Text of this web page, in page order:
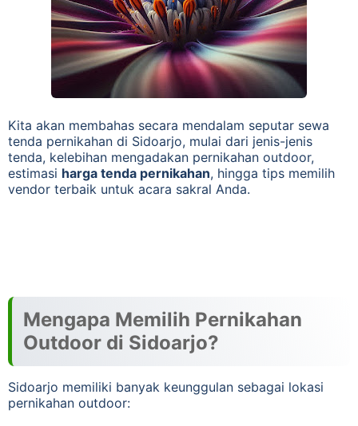
Kita akan membahas secara mendalam seputar sewa
tenda pernikahan di Sidoarjo, mulai dari jenis-jenis
tenda, kelebihan mengadakan pernikahan outdoor,
estimasi harga tenda pernikahan, hingga tips memilih
vendor terbaik untuk acara sakral Anda.
Mengapa Memilih Pernikahan
Outdoor di Sidoarjo?
Sidoarjo memiliki banyak keunggulan sebagai lokasi
pernikahan outdoor: